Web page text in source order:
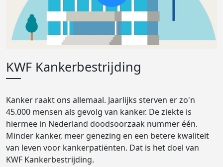
KWF Kankerbestrijding
Kanker raakt ons allemaal. Jaarlijks sterven er zo'n
45.000 mensen als gevolg van kanker. De ziekte is
hiermee in Nederland doodsoorzaak nummer één.
Minder kanker, meer genezing en een betere kwaliteit
van leven voor kankerpatiënten. Dat is het doel van
KWF Kankerbestrijding.